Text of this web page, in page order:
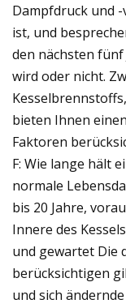
Dampfdruck und
ist, und
den nächsten
wird oder nicht.
bieten Ihnen
Faktoren
F: Wie lange hält
normale
bis 20 Jahre,
Innere des
und gewartet Die
berücksichtigen
und sich